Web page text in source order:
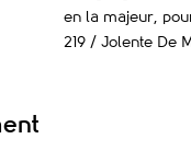
en la majeur,
219 / Jolente De